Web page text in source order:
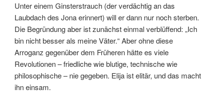
Unter einem Ginsterstrauch (der verdächtig an das
Laubdach des Jona erinnert) will er dann nur noch sterben.
Die Begründung aber ist zunächst einmal verblüffend: „Ich
bin nicht besser als meine Väter.“ Aber ohne diese
Arroganz gegenüber dem Früheren hätte es viele
Revolutionen – friedliche wie blutige, technische wie
philosophische – nie gegeben. Elija ist elitär, und das macht
ihn einsam.